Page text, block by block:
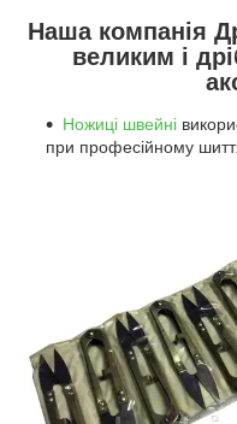
Наша компанія
великим і
Ножиці швейні
при професійному